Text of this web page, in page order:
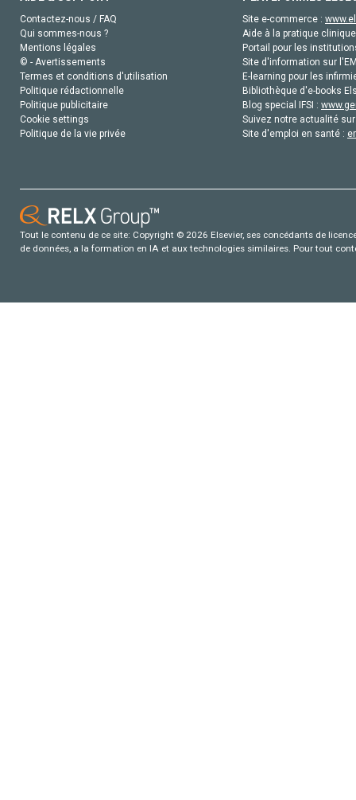
Contactez-nous / FAQ
Qui sommes-nous ?
Mentions légales
© - Avertissements
Termes et conditions d'utilisation
Politique rédactionnelle
Politique publicitaire
Cookie settings
Politique de la vie privée
Site e-commerce :
Aide à la pratique
Portail pour les
Site d'information sur
E-learning pour les
Bibliothèque d'e-books
Blog special IFSI :
Suivez notre actualité
Site d'emploi en santé :
Tout le contenu de ce site: Copyright © 2026 Elsevier, ses concédants de
de données, a la formation en IA et aux technologies similaires. Pour tout